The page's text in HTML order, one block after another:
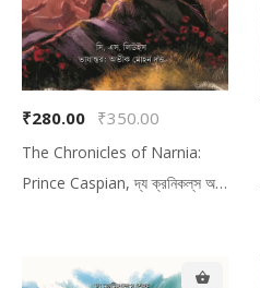
₹280.00 ₹350.00
The Chronicles of Narnia:
Prince Caspian, দ্য ক্রনিকল্‌‌স অফ